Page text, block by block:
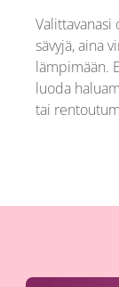
Valittavanasi
sävyjä, aina
lämpimään.
luoda
tai